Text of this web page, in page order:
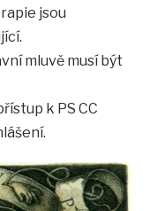
jsou
mluvě musí být
k PS CC